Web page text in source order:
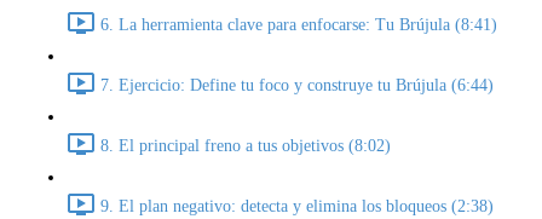
6. La herramienta clave para enfocarse: Tu Brújula (8:41)
7. Ejercicio: Define tu foco y construye tu Brújula (6:44)
8. El principal freno a tus objetivos (8:02)
9. El plan negativo: detecta y elimina los bloqueos (2:38)